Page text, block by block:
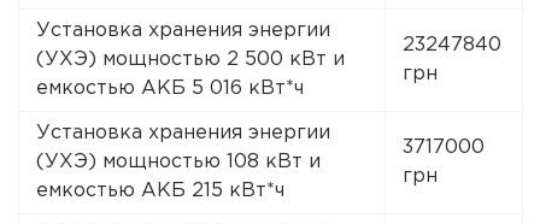
Установка хранения энергии
(УХЭ) мощностью 2 500 кВт и
емкостью АКБ 5 016 кВт*ч
23247840
грн
Установка хранения энергии
(УХЭ) мощностью 108 кВт и
емкостью АКБ 215 кВт*ч
3717000
грн